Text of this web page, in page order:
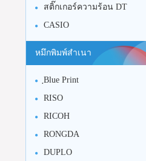
สติ๊กเกอร์ความร้อน DT
CASIO
หมึกพิมพ์สำเนา
ฺBlue Print
RISO
RICOH
RONGDA
DUPLO